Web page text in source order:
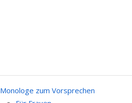
Monologe zum Vorsprechen